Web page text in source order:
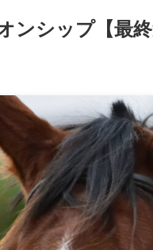
ンシップ【最